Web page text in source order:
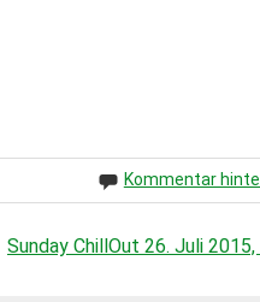
Kommentar
Sunday ChillOut 26. Juli 2015,